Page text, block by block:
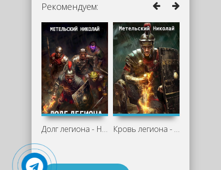
Рекомендуем:
Долг легиона - Николай Метельский Кровь легиона - Николай Метельский